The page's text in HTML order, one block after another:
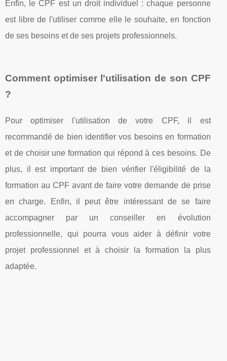
Enfin, le CPF est un droit individuel : chaque personne
est libre de l'utiliser comme elle le souhaite, en fonction
de ses besoins et de ses projets professionnels.
Comment optimiser l'utilisation de son CPF
?
Pour optimiser l'utilisation de votre CPF, il est
recommandé de bien identifier vos besoins en formation
et de choisir une formation qui répond à ces besoins. De
plus, il est important de bien vérifier l'éligibilité de la
formation au CPF avant de faire votre demande de prise
en charge. Enfin, il peut être intéressant de se faire
accompagner par un conseiller en évolution
professionnelle, qui pourra vous aider à définir votre
projet professionnel et à choisir la formation la plus
adaptée.